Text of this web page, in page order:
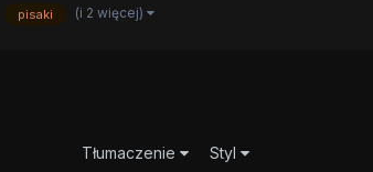
pisaki (i 2 więcej)
Tłumaczenie Styl